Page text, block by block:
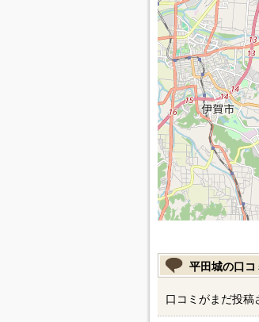
平田城の口コ
口コミがまだ投稿